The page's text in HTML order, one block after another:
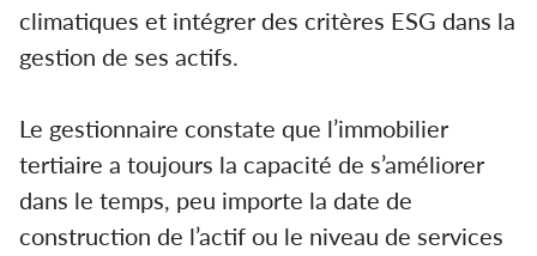
climatiques et intégrer des critères ESG dans la
gestion de ses actifs.
Le gestionnaire constate que l’immobilier
tertiaire a toujours la capacité de s’améliorer
dans le temps, peu importe la date de
construction de l’actif ou le niveau de services